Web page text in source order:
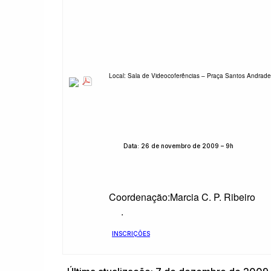
Local: Sala de Videocoferências – Praça Santos
Data: 26 de novembro de 2009 – 9h
Coordenação:Marcia C. P. Ribeiro
.
INSCRIÇÕES